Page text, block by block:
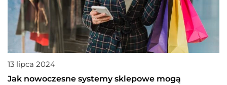
13 lipca 2024
Jak nowoczesne systemy sklepowe mogą